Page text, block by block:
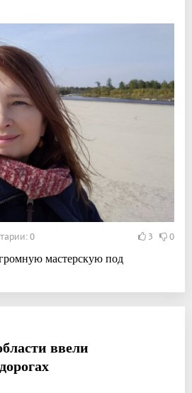
0 3 0
мастерскую под
ввели